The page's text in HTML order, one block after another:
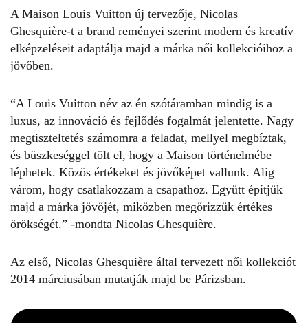
A Maison Louis Vuitton új tervezője, Nicolas
Ghesquière-t a brand reményei szerint modern és kreatív
elképzeléseit adaptálja majd a márka női kollekcióihoz a
jövőben.
“A Louis Vuitton név az én szótáramban mindig is a
luxus, az innováció és fejlődés fogalmát jelentette. Nagy
megtiszteltetés számomra a feladat, mellyel megbíztak,
és büszkeséggel tölt el, hogy a Maison történelmébe
léphetek. Közös értékeket és jövőképet vallunk. Alig
várom, hogy csatlakozzam a csapathoz. Együtt építjük
majd a márka jövőjét, miközben megőrizzük értékes
örökségét.” -mondta Nicolas Ghesquière.
Az első, Nicolas Ghesquière által tervezett női kollekciót
2014 márciusában mutatják majd be Párizsban.